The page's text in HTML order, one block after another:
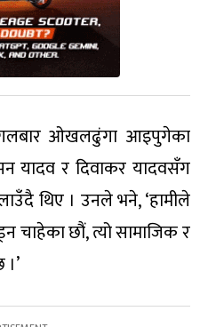
ओखलढुंगा आइपुगेका
यादव र दिवाकर यादवसँग
थिए । उनले भने, ‘हामीले
चाहेका छौं, त्यो सामाजिक र